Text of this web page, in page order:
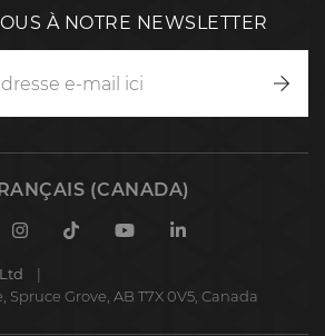
À NOTRE NEWSLETTER
(CANADA)
Instagram
TikTokYoutubeLinkedin
Spruce Grove, AB T7X 0V5, Canada